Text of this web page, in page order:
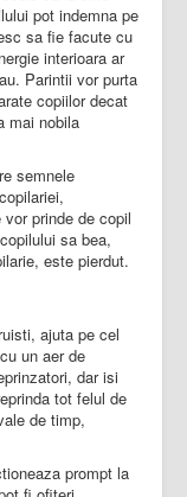
pot indemna pe
sa fie facute cu
interioara ar
Parintii vor purta
copiilor decat
mai nobila
semnele
prinde de copil
sa bea,
este pierdut.
ajuta pe cel
un aer de
dar isi
tot felul de
de timp,
prompt la